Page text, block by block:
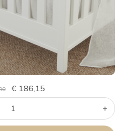
€ 186,15